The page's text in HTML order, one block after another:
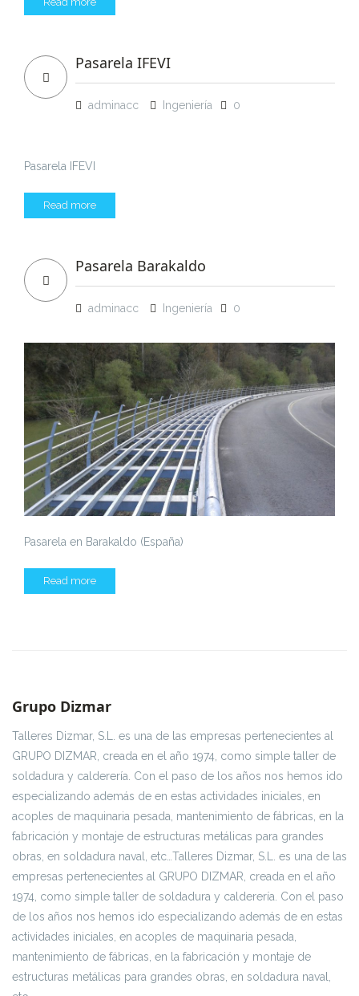
Pasarela IFEVI
adminacc Ingeniería 0
Pasarela IFEVI
Read more
Pasarela Barakaldo
adminacc Ingeniería 0
Pasarela en Barakaldo (España)
Read more
Grupo Dizmar
Talleres Dizmar, S.L. es una de las empresas pertenecientes al
GRUPO DIZMAR, creada en el año 1974, como simple taller de
soldadura y calderería. Con el paso de los años nos hemos ido
especializando además de en estas actividades iniciales, en
acoples de maquinaria pesada, mantenimiento de fábricas, en la
fabricación y montaje de estructuras metálicas para grandes
obras, en soldadura naval, etc…Talleres Dizmar, S.L. es una de las
empresas pertenecientes al GRUPO DIZMAR, creada en el año
1974, como simple taller de soldadura y calderería. Con el paso
de los años nos hemos ido especializando además de en estas
actividades iniciales, en acoples de maquinaria pesada,
mantenimiento de fábricas, en la fabricación y montaje de
estructuras metálicas para grandes obras, en soldadura naval,